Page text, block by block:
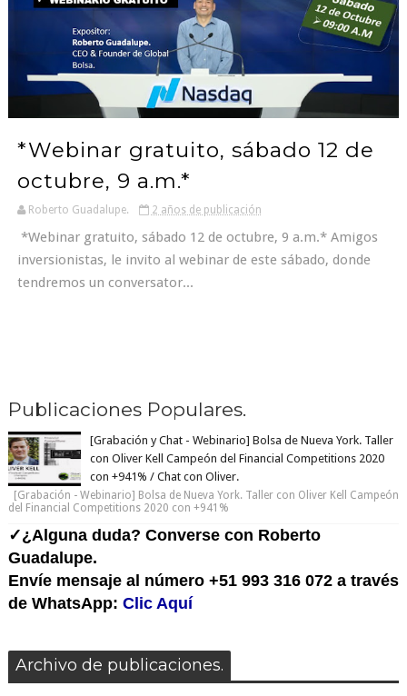
*Webinar gratuito, sábado 12 de
octubre, 9 a.m.*
Roberto Guadalupe. 2 años de publicación
*Webinar gratuito, sábado 12 de octubre, 9 a.m.* Amigos
inversionistas, le invito al webinar de este sábado, donde
tendremos un conversator...
Publicaciones Populares.
[Grabación y Chat - Webinario] Bolsa de Nueva York. Taller
con Oliver Kell Campeón del Financial Competitions 2020
con +941% / Chat con Oliver.
[Grabación - Webinario] Bolsa de Nueva York. Taller con Oliver Kell Campeón
del Financial Competitions 2020 con +941%
✓¿Alguna duda? Converse con Roberto
Guadalupe.
Envíe mensaje al número +51 993 316 072 a través
de WhatsApp: Clic Aquí
Archivo de publicaciones.